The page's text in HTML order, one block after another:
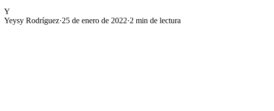
Y
Yeysy Rodríguez·25 de enero de 2022·2 min de lectura